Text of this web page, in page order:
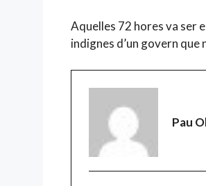
Aquelles 72 hores va ser
indignes d’un govern que
Pau